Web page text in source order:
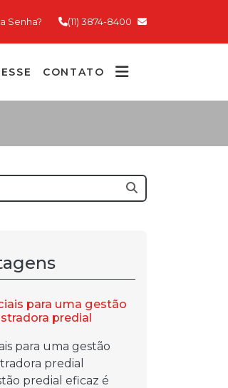
Senha? (11) 3874-8400
CONTATO
para uma gestão
predial
para uma gestão
predial
predial eficaz é